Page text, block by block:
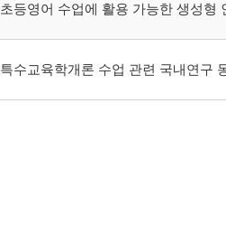
초등영어 수업에 활용 가능한 생성형
특수교육학개론 수업 관련 국내연구